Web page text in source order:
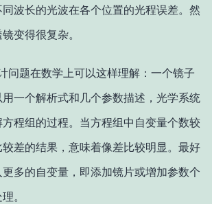
波长的光波在各个位置的光程误差。然
变得很复杂。
问题在数学上可以这样理解：一个镜子
一个解析式和几个参数描述，光学系统
程组的过程。当方程组中自变量个数较
差的结果，意味着像差比较明显。最好
多的自变量 ，即添加镜片或增加参数个
。